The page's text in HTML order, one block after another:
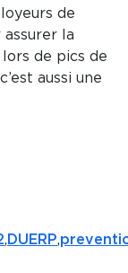
de
la
de pics de
aussi une
, DUERP,